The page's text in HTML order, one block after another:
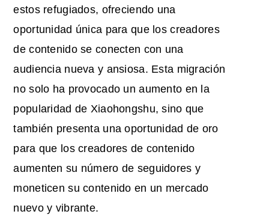
estos refugiados, ofreciendo una
oportunidad única para que los creadores
de contenido se conecten con una
audiencia nueva y ansiosa. Esta migración
no solo ha provocado un aumento en la
popularidad de Xiaohongshu, sino que
también presenta una oportunidad de oro
para que los creadores de contenido
aumenten su número de seguidores y
moneticen su contenido en un mercado
nuevo y vibrante.